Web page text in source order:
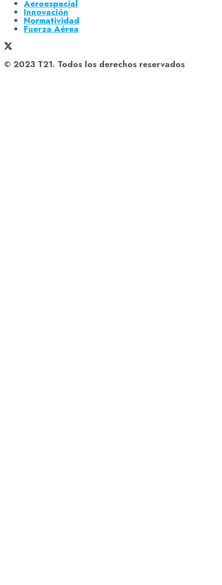
Aeroespacial
Innovación
Normatividad
Fuerza Aérea
© 2023 T21. Todos los derechos reservados